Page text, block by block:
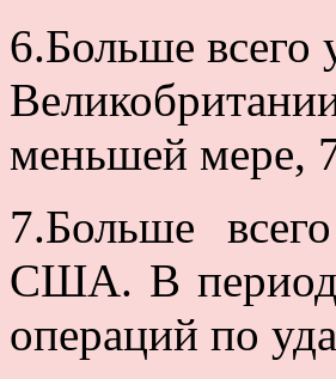
6.Больше
меньшей мере,
7.Больше
США. В период
операций по